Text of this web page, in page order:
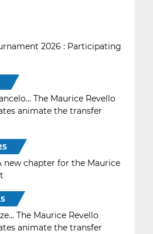
2026 : Participating
The Maurice Revello
animate the transfer
new chapter for the Maurice
The Maurice Revello
animate the transfer